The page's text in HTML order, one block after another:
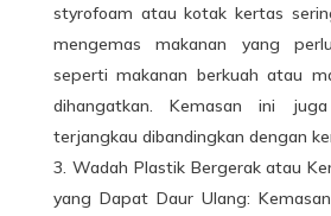
styrofoam atau kotak kertas
mengemasmakanan yang
seperti makanan berkuah atau
dihangatkan. Kemasan ini
terjangkau dibandingkan dengan
Wadah Plastik Bergerak atau
yang Dapat Daur Ulang: